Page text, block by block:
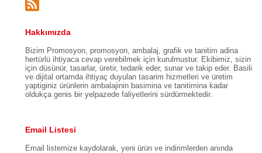
Hakkımızda
Bizim Promosyon, promosyon, ambalaj, grafik ve tanitim adina
hertürlü ihtiyaca cevap verebilmek için kurulmustur. Ekibimiz, sizin
için düsünür, tasarlar, üretir, tedarik eder, sunar ve takip eder. Basili
ve dijital ortamda ihtiyaç duyulan tasarim hizmetleri ve üretim
yaptiginiz ürünlerin ambalajinin basimina ve tanitimina kadar
oldukça genis bir yelpazede faliyetlerini sürdürmektedir.
Email Listesi
Email listemize kaydolarak, yeni ürün ve indirimlerden anında